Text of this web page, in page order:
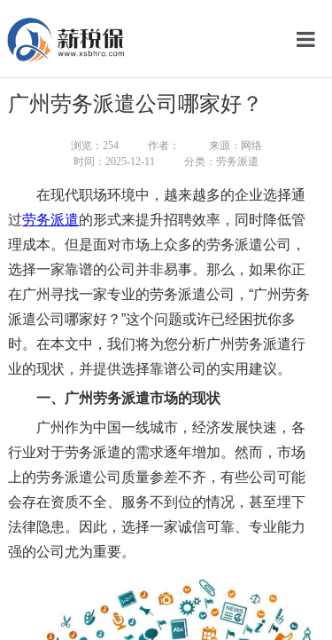
网
广州劳务派遣公司哪家好？
浏览： 254 作者：
来源：网络
时间：2025-12-11
分类：劳务派遣
在现代职场环境中，越来越多的企业选择通
过劳务派遣的形式来提升招聘效率，同时降低管
理成本。但是面对市场上众多的劳务派遣公司，
选择一家靠谱的公司并非易事。那么，如果你正
在广州寻找一家专业的劳务派遣公司，“广州劳务
派遣公司哪家好？”这个问题或许已经困扰你多
时。在本文中，我们将为您分析广州劳务派遣行
业的现状，并提供选择靠谱公司的实用建议。
一、广州劳务派遣市场的现状
广州作为中国一线城市，经济发展快速，各
行业对于劳务派遣的需求逐年增加。然而，市场
上的劳务派遣公司质量参差不齐，有些公司可能
会存在资质不全、服务不到位的情况，甚至埋下
法律隐患。因此，选择一家诚信可靠、专业能力
强的公司尤为重要。